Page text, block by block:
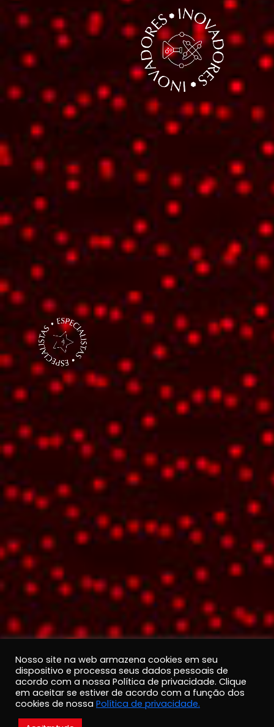
Nosso site na web armazena cookies em seu
dispositivo e processa seus dados pessoais de
acordo com a nossa Política de privacidade. Clique
em aceitar se estiver de acordo com a função dos
cookies de nossa Política de privacidade.